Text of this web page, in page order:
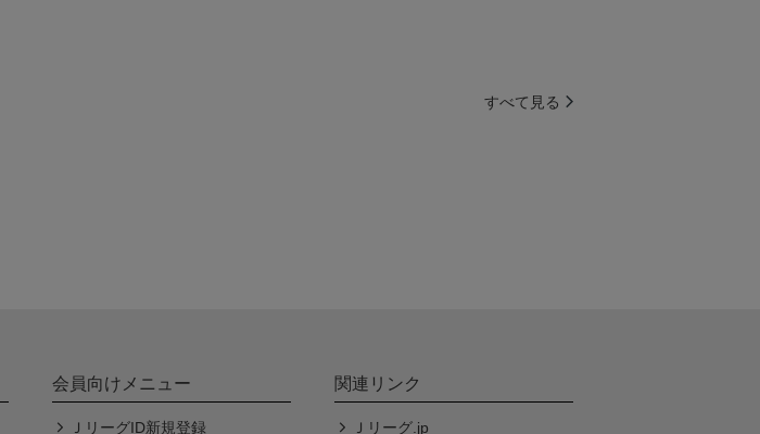
すべて見る
会員向けメニュー
ＪリーグID新規登録
関連リンク
Ｊリーグ.jp